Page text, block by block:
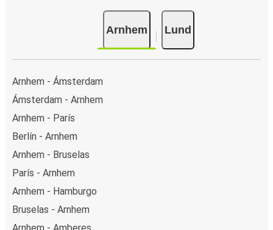
Arnhem Lund
Arnhem - Ámsterdam
Ámsterdam - Arnhem
Arnhem - París
Berlín - Arnhem
Arnhem - Bruselas
París - Arnhem
Arnhem - Hamburgo
Bruselas - Arnhem